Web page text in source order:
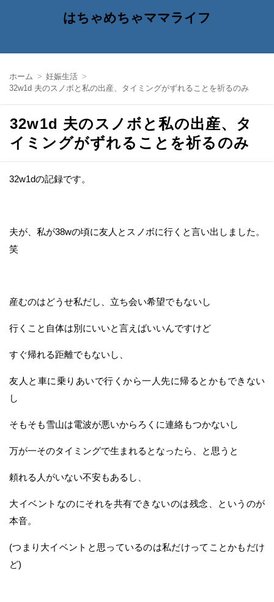
はちゃめちゃママライフ
ホーム
妊娠生活
32w1d 夫のスノボと私の出産、タイミングがずれることを祈るのみ
32w1d 夫のスノボと私の出産、タ
イミングがずれることを祈るのみ
32w1dの記録です。
夫が、私が38wの頃に友人とスノボに行くと言い出しました。
笑
産むのはどうせ私だし、立ち会い希望でもないし
行くこと自体は別にいいと言えばいいんですけど
すぐ帰れる距離でもないし、
友人と車に乗りあいで行くから一人先に帰るとかもできない
し
そもそも雪山は電波が悪いからろくに連絡もつかないし
万が一そのタイミングで生まれるとなったら、と思うと
頼れる人がいない不安もあるし、
大イベントなのにそれを共有できないのは残念、というのが
本音。
(つまり大イベントと思っているのは私だけってことかもだけ
ど)